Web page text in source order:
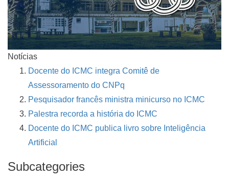
Notícias
Docente do ICMC integra Comitê de
Assessoramento do CNPq
Pesquisador francês ministra minicurso no ICMC
Palestra recorda a história do ICMC
Docente do ICMC publica livro sobre Inteligência
Artificial
Subcategories